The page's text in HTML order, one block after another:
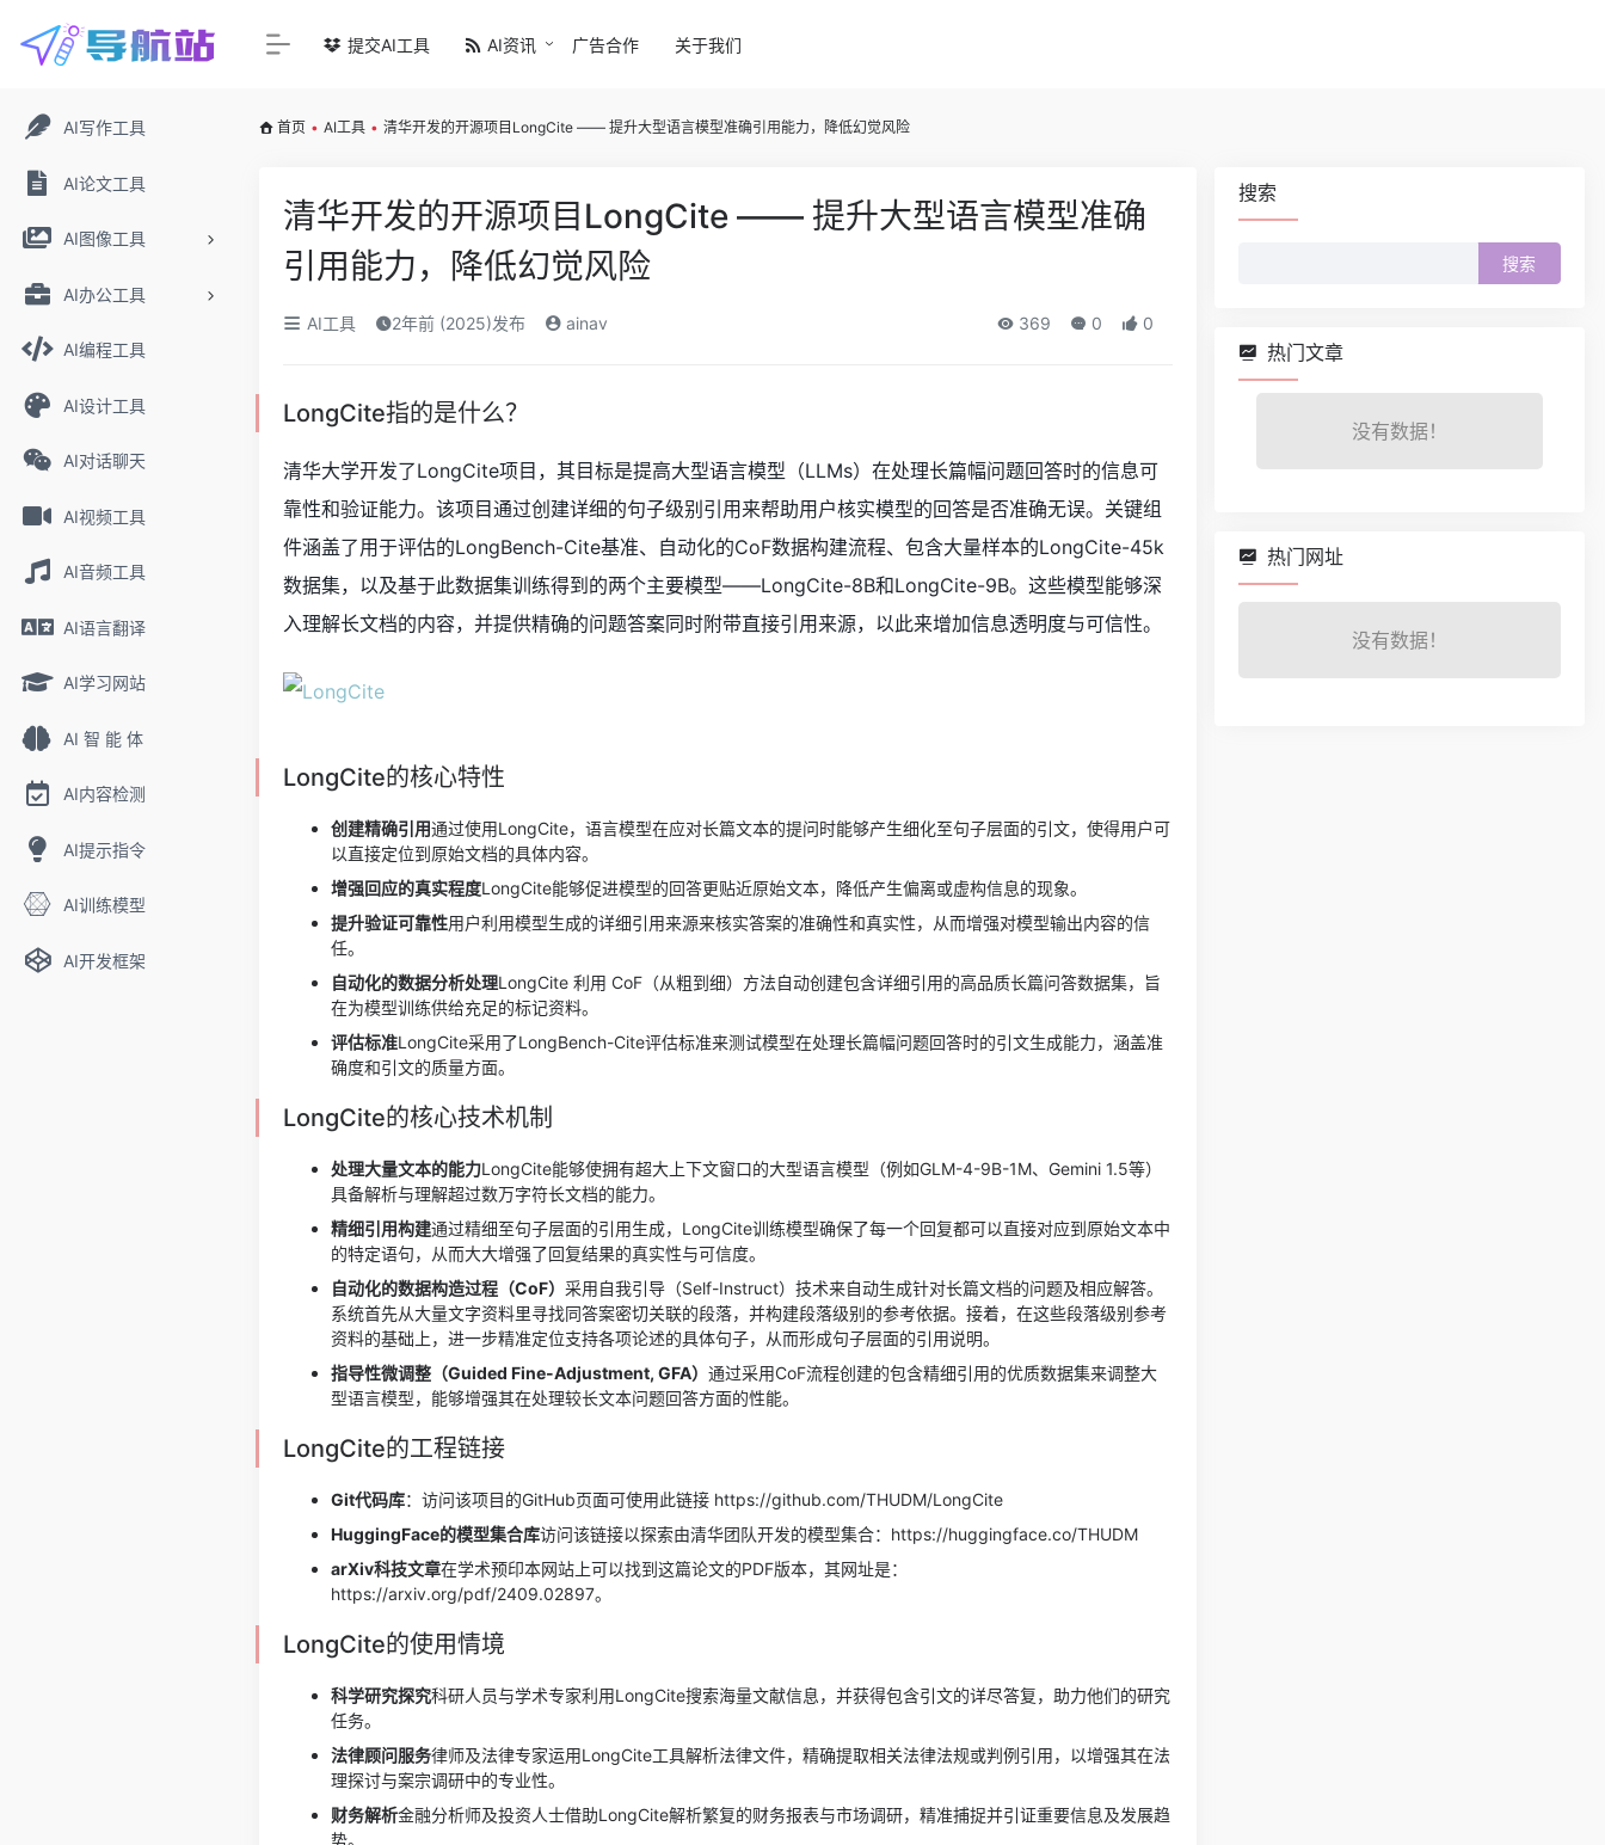
AI写作工具
AI论文工具
AI图像工具
AI办公工具
AI编程工具
AI设计工具
AI对话聊天
AI视频工具
AI音频工具
AI语言翻译
AI学习网站
AI 智 能 体
AI内容检测
AI提示指令
AI训练模型
AI开发框架
提交AI工具 AI资讯 广告合作 关于我们
首页 • AI工具 • 清华开发的开源项目LongCite —— 提升大型语言模型准确引用能力，降低幻觉风险
清华开发的开源项目LongCite —— 提升大型语言模型准确
引用能力，降低幻觉风险
AI工具 2年前 (2025)发布 ainav 369 0 0
LongCite指的是什么？
清华大学开发了LongCite项目，其目标是提高大型语言模型（LLMs）在处理长篇幅问题回答时的信息可
靠性和验证能力。该项目通过创建详细的句子级别引用来帮助用户核实模型的回答是否准确无误。关键组
件涵盖了用于评估的LongBench-Cite基准、自动化的CoF数据构建流程、包含大量样本的LongCite-45k
数据集，以及基于此数据集训练得到的两个主要模型——LongCite-8B和LongCite-9B。这些模型能够深
入理解长文档的内容，并提供精确的问题答案同时附带直接引用来源，以此来增加信息透明度与可信性。
LongCite的核心特性
创建精确引用通过使用LongCite，语言模型在应对长篇文本的提问时能够产生细化至句子层面的引文，使得用户可
以直接定位到原始文档的具体内容。
增强回应的真实程度LongCite能够促进模型的回答更贴近原始文本，降低产生偏离或虚构信息的现象。
提升验证可靠性用户利用模型生成的详细引用来源来核实答案的准确性和真实性，从而增强对模型输出内容的信
任。
自动化的数据分析处理LongCite 利用 CoF（从粗到细）方法自动创建包含详细引用的高品质长篇问答数据集，旨
在为模型训练供给充足的标记资料。
评估标准LongCite采用了LongBench-Cite评估标准来测试模型在处理长篇幅问题回答时的引文生成能力，涵盖准
确度和引文的质量方面。
LongCite的核心技术机制
处理大量文本的能力LongCite能够使拥有超大上下文窗口的大型语言模型（例如GLM-4-9B-1M、Gemini 1.5等）
具备解析与理解超过数万字符长文档的能力。
精细引用构建通过精细至句子层面的引用生成，LongCite训练模型确保了每一个回复都可以直接对应到原始文本中
的特定语句，从而大大增强了回复结果的真实性与可信度。
自动化的数据构造过程（CoF） 采用自我引导（Self-Instruct）技术来自动生成针对长篇文档的问题及相应解答。
系统首先从大量文字资料里寻找同答案密切关联的段落，并构建段落级别的参考依据。接着，在这些段落级别参考
资料的基础上，进一步精准定位支持各项论述的具体句子，从而形成句子层面的引用说明。
指导性微调整（Guided Fine-Adjustment, GFA） 通过采用CoF流程创建的包含精细引用的优质数据集来调整大
型语言模型，能够增强其在处理较长文本问题回答方面的性能。
LongCite的工程链接
Git代码库：访问该项目的GitHub页面可使用此链接 https://github.com/THUDM/LongCite
HuggingFace的模型集合库访问该链接以探索由清华团队开发的模型集合：https://huggingface.co/THUDM
arXiv科技文章在学术预印本网站上可以找到这篇论文的PDF版本，其网址是：
https://arxiv.org/pdf/2409.02897。
LongCite的使用情境
科学研究探究科研人员与学术专家利用LongCite搜索海量文献信息，并获得包含引文的详尽答复，助力他们的研究
任务。
法律顾问服务律师及法律专家运用LongCite工具解析法律文件，精确提取相关法律法规或判例引用，以增强其在法
理探讨与案宗调研中的专业性。
财务解析金融分析师及投资人士借助LongCite解析繁复的财务报表与市场调研，精准捕捉并引证重要信息及发展趋
势。
搜索
热门文章
没有数据！
热门网址
没有数据！